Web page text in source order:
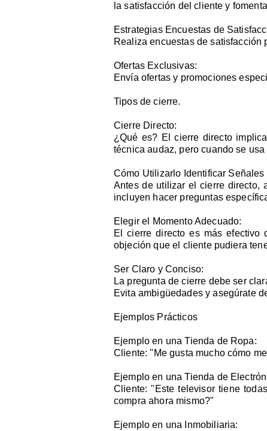
la satisfacción del cliente y
Estrategias Encuestas de
Realiza encuestas de satisfacción
Ofertas Exclusivas:
Envía ofertas y promociones
Tipos de cierre.
Cierre Directo:
¿Qué es? El cierre directo
técnica audaz, pero cuando se
Cómo Utilizarlo Identificar Señales
Antes de utilizar el cierre directo,
incluyen hacer preguntas
Elegir el Momento Adecuado:
El cierre directo es más efectivo
objeción que el cliente pudiera
Ser Claro y Conciso:
La pregunta de cierre debe ser
Evita ambigüedades y asegúrate
Ejemplos Prácticos
Ejemplo en una Tienda de Ropa:
Cliente: "Me gusta mucho cómo
Ejemplo en una Tienda de
Cliente: "Este televisor tiene
compra ahora mismo?"
Ejemplo en una Inmobiliaria: